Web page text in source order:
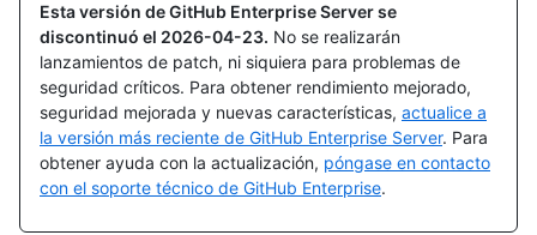
Esta versión de GitHub Enterprise Server se
discontinuó el 2026-04-23. No se realizarán
lanzamientos de patch, ni siquiera para problemas de
seguridad críticos. Para obtener rendimiento mejorado,
seguridad mejorada y nuevas características, actualice a
la versión más reciente de GitHub Enterprise Server. Para
obtener ayuda con la actualización, póngase en contacto
con el soporte técnico de GitHub Enterprise.